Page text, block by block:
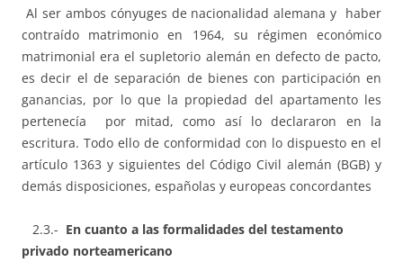
Al ser ambos cónyuges de nacionalidad alemana y haber
contraído matrimonio en 1964, su régimen económico
matrimonial era el supletorio alemán en defecto de pacto,
es decir el de separación de bienes con participación en
ganancias, por lo que la propiedad del apartamento les
pertenecía por mitad, como así lo declararon en la
escritura. Todo ello de conformidad con lo dispuesto en el
artículo 1363 y siguientes del Código Civil alemán (BGB) y
demás disposiciones, españolas y europeas concordantes
2.3.- En cuanto a las formalidades del testamento
privado norteamericano